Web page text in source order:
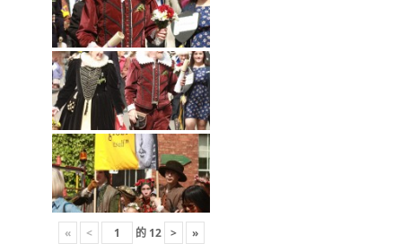
« < 的 12 > »